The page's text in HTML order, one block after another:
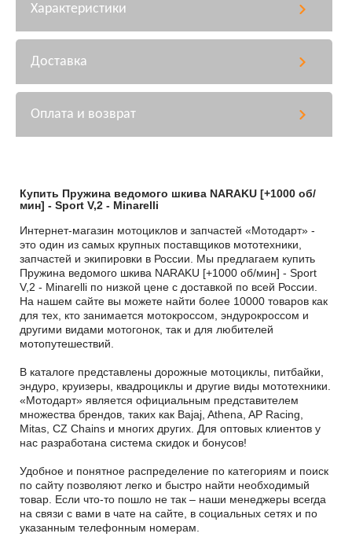
Характеристики
Доставка
Оплата и возврат
Купить Пружина ведомого шкива NARAKU [+1000 об/
мин] - Sport V,2 - Minarelli
Интернет-магазин мотоциклов и запчастей «Мотодарт» -
это один из самых крупных поставщиков мототехники,
запчастей и экипировки в России. Мы предлагаем купить
Пружина ведомого шкива NARAKU [+1000 об/мин] - Sport
V,2 - Minarelli по низкой цене с доставкой по всей России.
На нашем сайте вы можете найти более 10000 товаров как
для тех, кто занимается мотокроссом, эндурокроссом и
другими видами мотогонок, так и для любителей
мотопутешествий.
В каталоге представлены дорожные мотоциклы, питбайки,
эндуро, круизеры, квадроциклы и другие виды мототехники.
«Мотодарт» является официальным представителем
множества брендов, таких как Bajaj, Athena, AP Racing,
Mitas, CZ Chains и многих других. Для оптовых клиентов у
нас разработана система скидок и бонусов!
Удобное и понятное распределение по категориям и поиск
по сайту позволяют легко и быстро найти необходимый
товар. Если что-то пошло не так – наши менеджеры всегда
на связи с вами в чате на сайте, в социальных сетях и по
указанным телефонным номерам.